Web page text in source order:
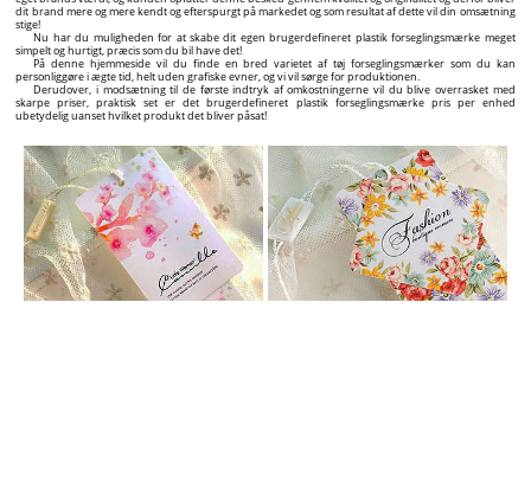
Tilføje værdi til dine produkter med brugerdefineret tekstil hænge etiketter med exceptionelt
design!
Hvis du er producent, importør, eller forhandler under dit eget brand af tekstile produkter, tøj,
sko, tasker, smykker, men også andre typer produkter og du vil tilføje et ekstra billede til dit navn,
eller fremhæve dig selv sammenlignet med dine konkurrenter, og få mængden af kunder til at vokse
signifikant har du fundet den rigtige partner som etiket leverandør!
Vi tilbyder komplette løsninger til den professionelle mærkning af dine produkter, fra processen
exceptionelt design and en attraktiv pris!
På denne hjemmeside kan du finde et bredt sortiment af pap etiketter du kan tilpasse visuelt I
ægte tid præcis som du ønsker gennem den interaktive grafiske hænge etiket opbygger, som du kan
finde på hjemmesiden ved hvert produkt.
Basalt set kan du skabe det design af dine egen personaliseret etiketter på under 5 minutter og
du kan placer din ordre til produktion. Derudover, på siden af hver individuel brugerdefineret
etikette vil du finde prisen og den tid der er krævet til produktion og levering alt efter hvilken
mængde af etiketter du har valgt.
Nemt, konkret, og meget eksplicit! Selv fra den første kontakt med en potential kunde er kvalitets
produkt etikette vigtigt til at fremvise kvaliteten og originaliteten af det produkt og på lang sigt
genkendelsen på markedet og anbefalingen af dit brand navn til andre kunder.